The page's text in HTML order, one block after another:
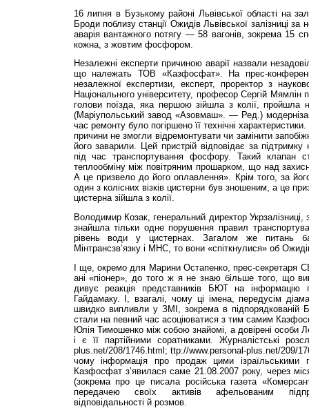
16 липня в Бузькому районі Львівської області на
Броди поблизу станції Ожидів Львівської залізниці за
аварія вантажного потягу — 58 вагонів, зокрема 15
кожна, з жовтим фосфором.
Незалежні експерти причиною аварії назвали
що належать ТОВ «Казфосфат». На прес-
незалежної експертизи, експерт, проректор з
Національного університету, професор Сергій Мямлін
голови поїзда, яка першою зійшла з колії, пройшла
(Маріупольський завод «Азовмаш». — Ред.)
час ремонту було погіршено її технічні
причини не змогли відремонтувати чи замінити
його заварили. Цей пристрій відповідає за
під час транспортування фосфору. Такий клапан
теплообміну між повітряним прошарком, що над
А це призвело до його оплавлення». Крім того, за
один з колісних візків цистерни був зношеним, а це
цистерна зійшла з колії.
Володимир Козак, генеральний директор Укрзалізниці,
знайшла тільки одне порушення правил
рівень води у цистернах. Загалом же питань
Мінтрансзв’язку і МНС, то вони «спіткнулися» об
І ще, окремо для Марини Остапенко, прес-секретаря
ані «піонер», до того ж я не знаю більше того, що
дивує реакція представників БЮТ на інформацію
Гайдамаку. І, взагалі, чому ці імена, передусім
швидко випливли у ЗМІ, зокрема в підпорядкованій
стали на певний час асоціюватися з тим самим
Юлія Тимошенко між собою знайомі, а довірені особи
і є її партійними соратниками. Журналістські
plus.net/208/1746.html; ttp://www.personal-plus.net/209/
чому інформація про продаж цими ізраїльськими
Казфосфат з’явилася саме 21.08.2007 року, через
(зокрема про це писала російська газета
передачею своїх активів афельованим
відповідальності й розмов.